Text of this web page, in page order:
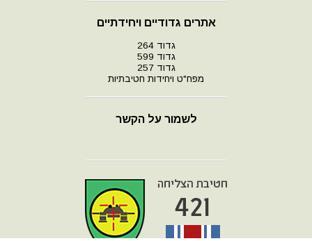
אתרים גדודיים ויחידתיים
גדוד 264
גדוד 599
גדוד 257
מפח"ט ויחידות חטיבתיות
לשמור על הקשר